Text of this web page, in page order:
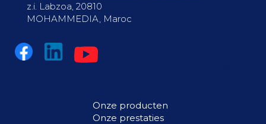
z.i. Labzoa, 20810
MOHAMMEDIA, Maroc
Onze producten
Onze prestaties